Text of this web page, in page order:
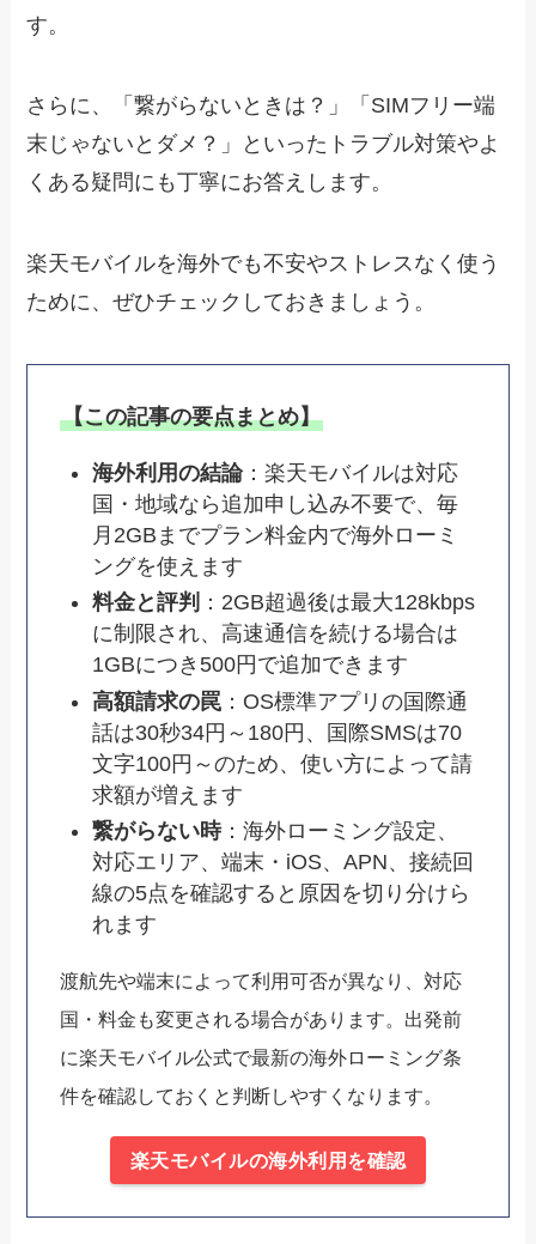
す。
さらに、「繋がらないときは？」「SIMフリー端
末じゃないとダメ？」といったトラブル対策やよ
くある疑問にも丁寧にお答えします。
楽天モバイルを海外でも不安やストレスなく使う
ために、ぜひチェックしておきましょう。
【この記事の要点まとめ】
海外利用の結論：楽天モバイルは対応
国・地域なら追加申し込み不要で、毎
月2GBまでプラン料金内で海外ローミ
ングを使えます
料金と評判 ：2GB超過後は最大128kbps
に制限され、高速通信を続ける場合は
1GBにつき500円で追加できます
高額請求の罠 ：OS標準アプリの国際通
話は30秒34円～180円、国際SMSは70
文字100円～のため、使い方によって請
求額が増えます
繋がらない時：海外ローミング設定、
対応エリア、端末・iOS、APN、接続回
線の5点を確認すると原因を切り分けら
れます
渡航先や端末によって利用可否が異なり、対応
国・料金も変更される場合があります。出発前
に楽天モバイル公式で最新の海外ローミング条
件を確認しておくと判断しやすくなります。
楽天モバイルの海外利用を確認